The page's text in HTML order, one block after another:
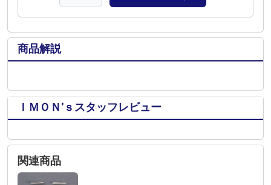
商品解説
ＩＭＯＮ’ｓスタッフレビュー
関連商品